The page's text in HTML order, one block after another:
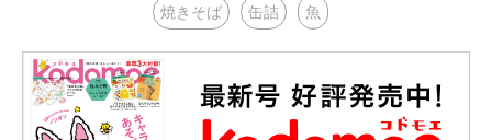
焼きそば 缶詰 魚